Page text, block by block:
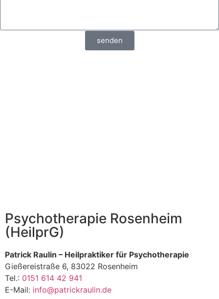
senden
Psychotherapie Rosenheim
(HeilprG)
Patrick Raulin – Heilpraktiker für Psychotherapie
Gießereistraße 6, 83022 Rosenheim
Tel.: 0151 614 42 941
E-Mail: info@patrickraulin.de